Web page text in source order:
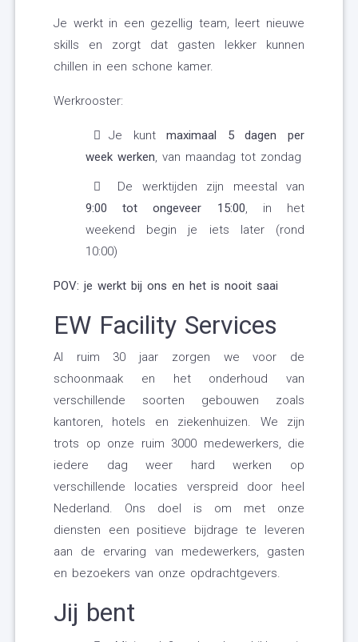
Je werkt in een gezellig team, leert nieuwe
skills en zorgt dat gasten lekker kunnen
chillen in een schone kamer.
Werkrooster:
Je kuntmaximaal 5 dagen per
week werken, van maandag tot zondag
De werktijden zijn meestal van
9:00 tot ongeveer 15:00, in het
weekend begin je iets later (rond
10:00)
POV: je werkt bij ons en het is nooit saai
EW Facility Services
Al ruim 30 jaar zorgen we voor de
schoonmaak en het onderhoud van
verschillende soorten gebouwen zoals
kantoren, hotels en ziekenhuizen. We zijn
trots op onze ruim 3000 medewerkers, die
iedere dag weer hard werken op
verschillende locaties verspreid door heel
Nederland. Ons doel is om met onze
diensten een positieve bijdrage te leveren
aan de ervaring van medewerkers, gasten
en bezoekers van onze opdrachtgevers.
Jij bent